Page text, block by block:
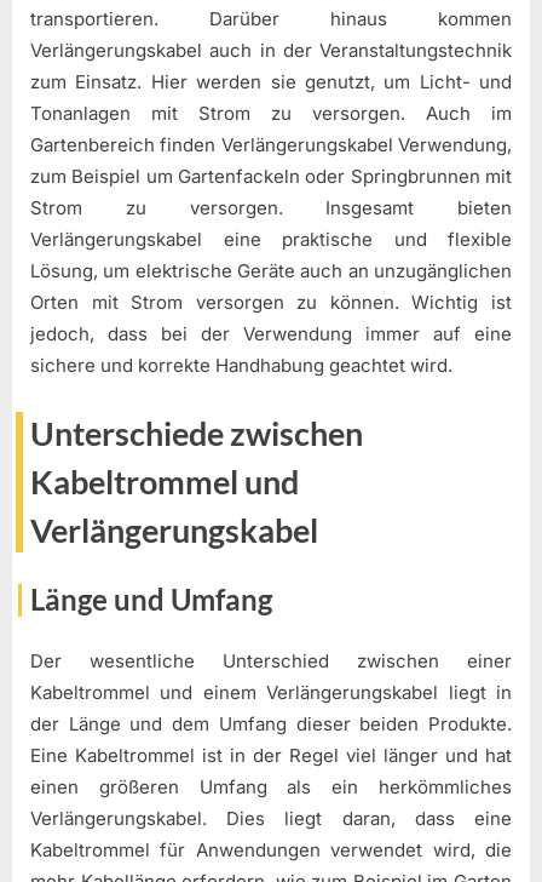
transportieren. Darüber hinaus kommen
Verlängerungskabel auch in der Veranstaltungstechnik
zum Einsatz. Hier werden sie genutzt, um Licht- und
Tonanlagen mit Strom zu versorgen. Auch im
Gartenbereich finden Verlängerungskabel Verwendung,
zum Beispiel um Gartenfackeln oder Springbrunnen mit
Strom zu versorgen. Insgesamt bieten
Verlängerungskabel eine praktische und flexible
Lösung, um elektrische Geräte auch an unzugänglichen
Orten mit Strom versorgen zu können. Wichtig ist
jedoch, dass bei der Verwendung immer auf eine
sichere und korrekte Handhabung geachtet wird.
Unterschiede zwischen
Kabeltrommel und
Verlängerungskabel
Länge und Umfang
Der wesentliche Unterschied zwischen einer
Kabeltrommel und einem Verlängerungskabel liegt in
der Länge und dem Umfang dieser beiden Produkte.
Eine Kabeltrommel ist in der Regel viel länger und hat
einen größeren Umfang als ein herkömmliches
Verlängerungskabel. Dies liegt daran, dass eine
Kabeltrommel für Anwendungen verwendet wird, die